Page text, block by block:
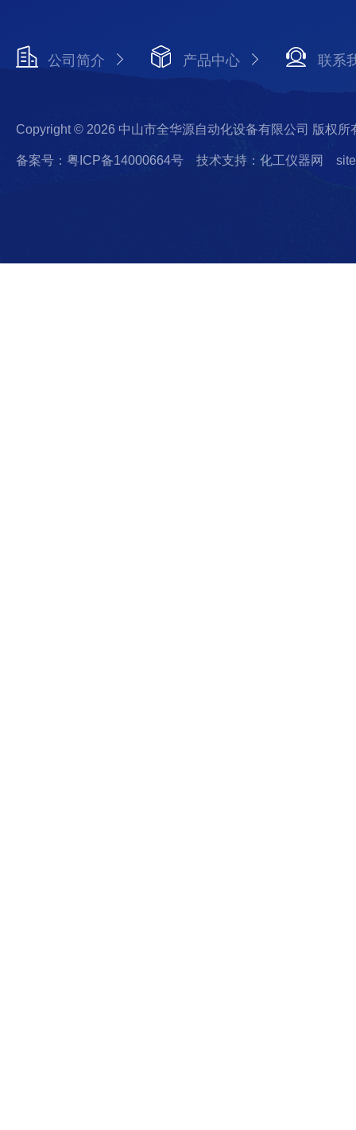
公司简介 产品中心 联系
Copyright © 2026 中山市全华源自动化设备有限公司 版权所
备案号：粤ICP备14000664号 技术支持：化工仪器网